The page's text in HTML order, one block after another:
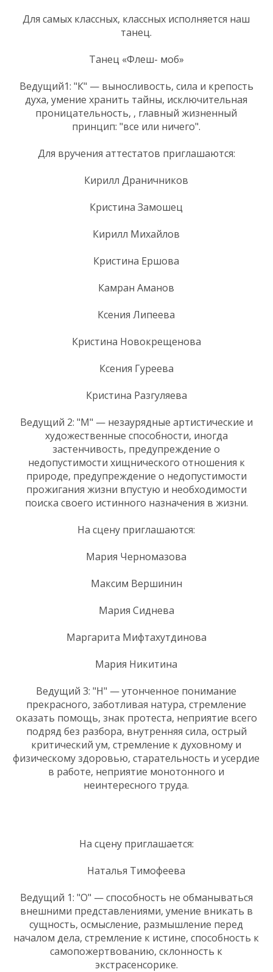
Для самых классных, классных исполняется наш
танец.
Танец «Флеш- моб»
Ведущий1: "К" — выносливость, сила и крепость
духа, умение хранить тайны, исключительная
проницательность, , главный жизненный
принцип: "все или ничего".
Для вручения аттестатов приглашаются:
Кирилл Драничников
Кристина Замошец
Кирилл Михайлов
Кристина Ершова
Камран Аманов
Ксения Липеева
Кристина Новокрещенова
Ксения Гуреева
Кристина Разгуляева
Ведущий 2: "М" — незаурядные артистические и
художественные способности, иногда
застенчивость, предупреждение о
недопустимости хищнического отношения к
природе, предупреждение о недопустимости
прожигания жизни впустую и необходимости
поиска своего истинного назначения в жизни.
На сцену приглашаются:
Мария Черномазова
Максим Вершинин
Мария Сиднева
Маргарита Мифтахутдинова
Мария Никитина
Ведущий 3: "Н" — утонченное понимание
прекрасного, заботливая натура, стремление
оказать помощь, знак протеста, неприятие всего
подряд без разбора, внутренняя сила, острый
критический ум, стремление к духовному и
физическому здоровью, старательность и усердие
в работе, неприятие монотонного и
неинтересного труда.
На сцену приглашается:
Наталья Тимофеева
Ведущий 1: "О" — способность не обманываться
внешними представлениями, умение вникать в
сущность, осмысление, размышление перед
началом дела, стремление к истине, способность к
самопожертвованию, склонность к
экстрасенсорике.